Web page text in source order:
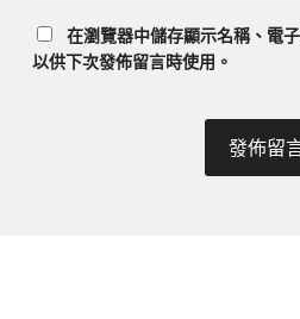
在瀏覽器中儲存顯示名稱、電
以供下次發佈留言時使用。